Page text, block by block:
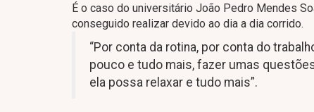
É o caso do universitário João Pedro Mendes
conseguido realizar devido ao dia a dia corrido.
“Por conta da rotina, por conta do
pouco e tudo mais, fazer umas
ela possa relaxar e tudo mais”.